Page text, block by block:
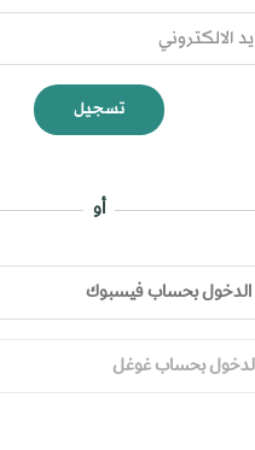
تسجيل
أو
الدخول بحساب فيسبوك
بحساب غوغل